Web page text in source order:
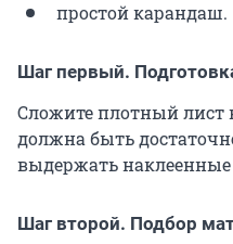
простой карандаш.
Шаг первый.
Сложите плотный лист
должна быть
выдержать
Шаг второй. Подбор